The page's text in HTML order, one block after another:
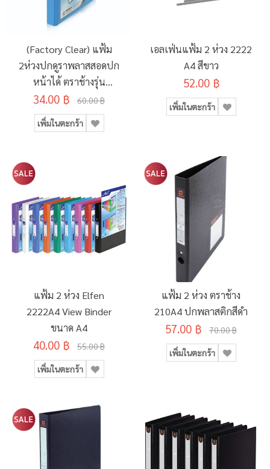
(Factory Clear) แฟ้ม
2ห่วงปกดูราพลาสสอดปก
หน้าได้ ตราช้างรุ่น
221VB A4 คละสี
34.00 ฿ 60.00 ฿
เพิ่มในตะกร้า
เอลเฟ่นแฟ้ม 2 ห่วง 2222
A4 สีขาว
52.00 ฿
เพิ่มในตะกร้า
แฟ้ม 2 ห่วง Elfen
2222A4 View Binder
ขนาด A4
40.00 ฿ 55.00 ฿
เพิ่มในตะกร้า
แฟ้ม 2 ห่วง ตราช้าง
210A4 ปกพลาสติกสีดำ
57.00 ฿ 70.00 ฿
เพิ่มในตะกร้า